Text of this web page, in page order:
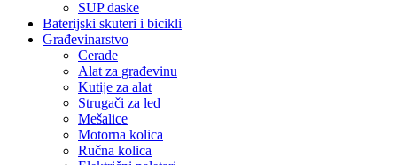
SUP daske
Baterijski skuteri i bicikli
Građevinarstvo
Cerade
Alat za građevinu
Kutije za alat
Strugači za led
Mešalice
Motorna kolica
Ručna kolica